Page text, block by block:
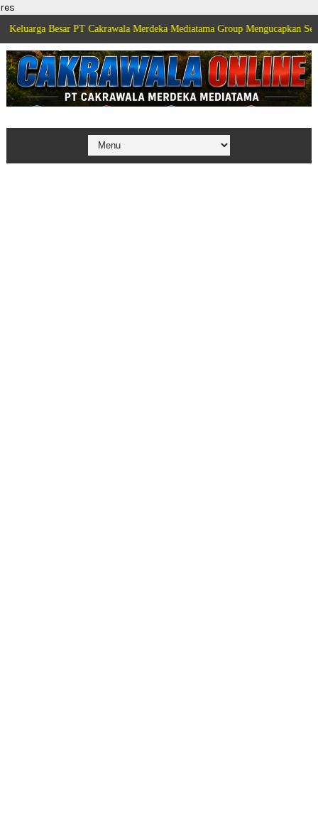
res
PT Cakrawala Merdeka Mediatama Group Mengucapkan Selamat